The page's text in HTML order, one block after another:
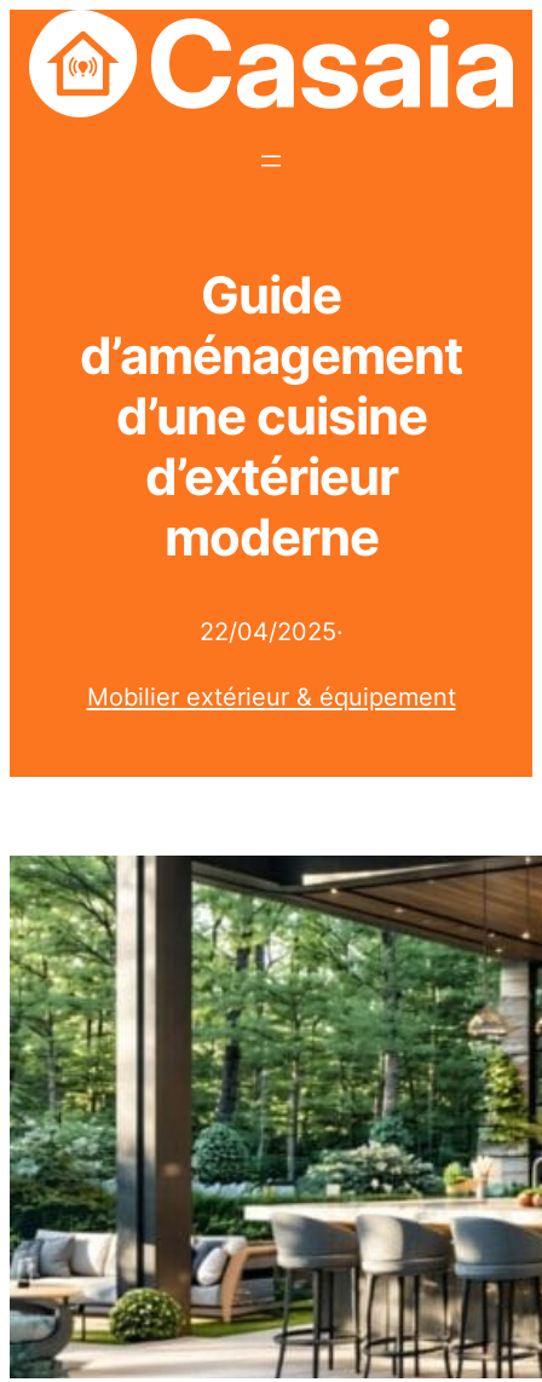
Guide
d’aménagement
d’une cuisine
d’extérieur
moderne
22/04/2025·
Mobilier extérieur & équipement